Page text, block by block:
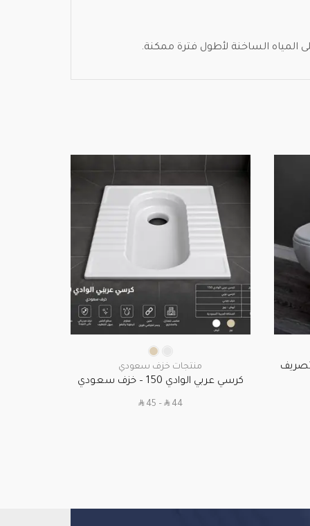
الساخنة لأطول فترة ممكنة.
منتجات خزف سعودي
كرسي عربي الوادي 150 – خزف سعودي
SAR44
–
SAR45